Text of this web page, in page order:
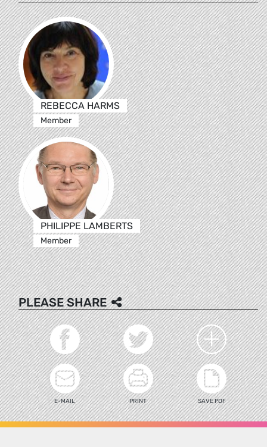
REBECCA HARMS
Member
PHILIPPE LAMBERTS
Member
PLEASE SHARE
E-MAIL PRINT SAVE PDF